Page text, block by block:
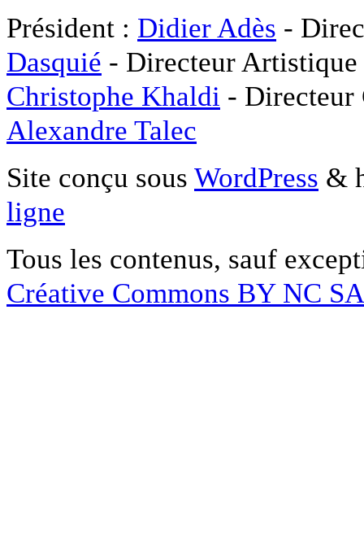
Président : Didier Adès -
Dasquié - Directeur
Christophe Khaldi -
Alexandre Talec
Site conçu sous WordPress &
ligne
Tous les contenus, sauf
Créative Commons BY NC SA